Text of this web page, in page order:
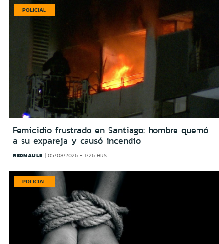
POLICIAL
Femicidio frustrado en Santiago: hombre quemó
a su expareja y causó incendio
REDMAULE 05/08/2026 - 17:26 HRS
POLICIAL